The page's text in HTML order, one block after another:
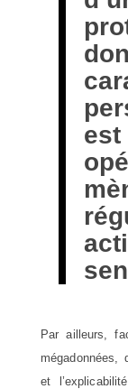
Par ailleurs,
mégadonnées,
et